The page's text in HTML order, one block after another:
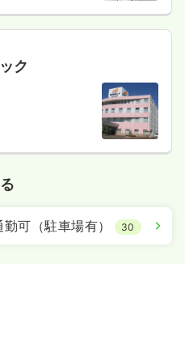
ク
勤可（駐車場有） 30